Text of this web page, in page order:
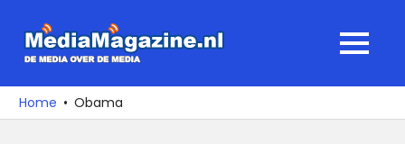
naar
media
over
MENU
Home Obama